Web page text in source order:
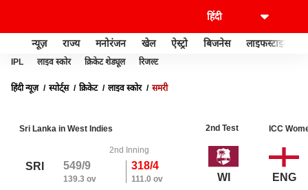
न्यूज़ राज्य मनोरंजन खेल ऐस्ट्रो बिजनेस लाइफस्टाइल
IPL लाइव स्कोर क्रिकेट शेड्यूल रिजल्ट
हिंदी न्यूज़ स्पोर्ट्स क्रिकेट लाइव स्कोर समरी
Sri Lanka in West Indies 2nd Test
SRI
2nd Inning
549/9
139.3 ov
318/4
111.0 ov WI
ICC
ENG